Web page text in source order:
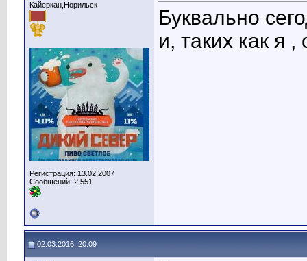
Кайеркан,Норильск
Регистрация: 13.02.2007
Сообщений: 2,551
Буквально
и, таких как я ,
02.03.2016, 20:09